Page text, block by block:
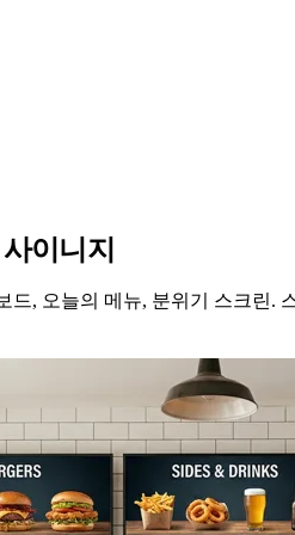
이니지
드, 오늘의 메뉴, 분위기 스크린.